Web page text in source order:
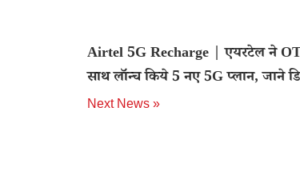
Airtel 5G Recharge | एयरटेल ने
साथ लॉन्च किये 5 नए 5G प्लान, जाने
Next News »